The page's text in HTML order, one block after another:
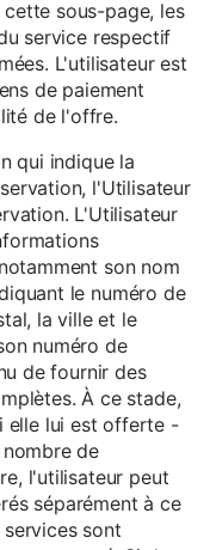
sous-page, les
service respectif
L'utilisateur est
de paiement
de l'offre.
qui indique la
l'Utilisateur
L'Utilisateur
son nom
le numéro de
la ville et le
numéro de
de fournir des
À ce stade,
elle lui est offerte -
de
l'utilisateur peut
séparément à ce
sont